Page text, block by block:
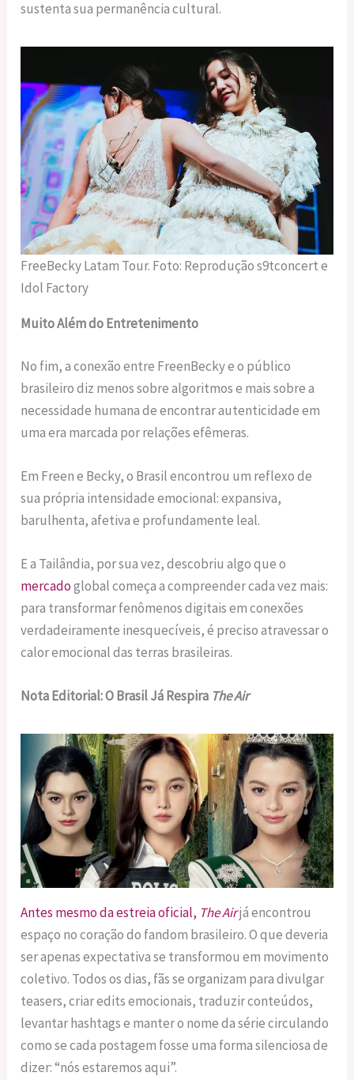
sustenta sua permanência cultural.
FreeBecky Latam Tour. Foto: Reprodução s9tconcert e
Idol Factory
Muito Além do Entretenimento
No fim, a conexão entre FreenBecky e o público
brasileiro diz menos sobre algoritmos e mais sobre a
necessidade humana de encontrar autenticidade em
uma era marcada por relações efêmeras.
Em Freen e Becky, o Brasil encontrou um reflexo de
sua própria intensidade emocional: expansiva,
barulhenta, afetiva e profundamente leal.
E a Tailândia, por sua vez, descobriu algo que o
mercadoglobal começa a compreender cada vez mais:
para transformar fenômenos digitais em conexões
verdadeiramente inesquecíveis, é preciso atravessar o
calor emocional das terras brasileiras.
Nota Editorial: O Brasil Já Respira The Air
Antes mesmo da estreia oficial, The Airjá encontrou
espaço no coração do fandom brasileiro. O que deveria
ser apenas expectativa se transformou em movimento
coletivo. Todos os dias, fãs se organizam para divulgar
teasers, criar edits emocionais, traduzir conteúdos,
levantar hashtags e manter o nome da série circulando
como se cada postagem fosse uma forma silenciosa de
dizer: “nós estaremos aqui”.